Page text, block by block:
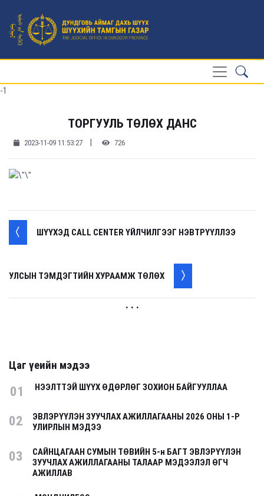
-1
ТОРГУУЛЬ ТӨЛӨХ ДАНС
2023-11-09 11:53:27 | 726
ШҮҮХЭД CALL CENTER ҮЙЛЧИЛГЭЭГ НЭВТРҮҮЛЛЭЭ
УЛСЫН ТЭМДЭГТИЙН ХУРААМЖ ТӨЛӨХ
. . .
Цаг үеийн мэдээ
01 НЭЭЛТТЭЙ ШҮҮХ ӨДӨРЛӨГ ЗОХИОН БАЙГУУЛЛАА
02
ЭВЛЭРҮҮЛЭН ЗУУЧЛАХ АЖИЛЛАГААНЫ 2026 ОНЫ 1-Р
УЛИРЛЫН МЭДЭЭ
03
САЙНЦАГААН СУМЫН ТӨВИЙН 5-н БАГТ ЭВЛЭРҮҮЛЭН
ЗУУЧЛАХ АЖИЛЛАГААНЫ ТАЛААР МЭДЭЭЛЭЛ ӨГЧ
АЖИЛЛАВ